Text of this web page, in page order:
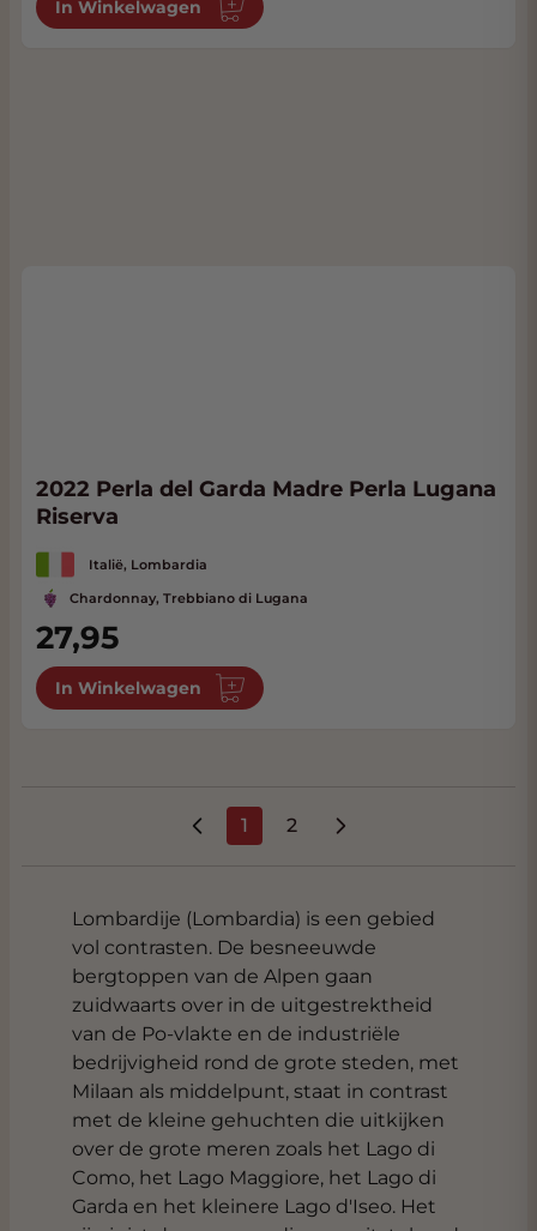
In Winkelwagen
2022 Perla del Garda Madre Perla Lugana
Riserva
Italië, Lombardia
Chardonnay, Trebbiano di Lugana
27,95
In Winkelwagen
U lees momenteel pagina
1 Pagina
2
Lombardije (Lombardia) is een gebied
vol contrasten. De besneeuwde
bergtoppen van de Alpen gaan
zuidwaarts over in de uitgestrektheid
van de Po-vlakte en de industriële
bedrijvigheid rond de grote steden, met
Milaan als middelpunt, staat in contrast
met de kleine gehuchten die uitkijken
over de grote meren zoals het Lago di
Como, het Lago Maggiore, het Lago di
Garda en het kleinere Lago d'Iseo. Het